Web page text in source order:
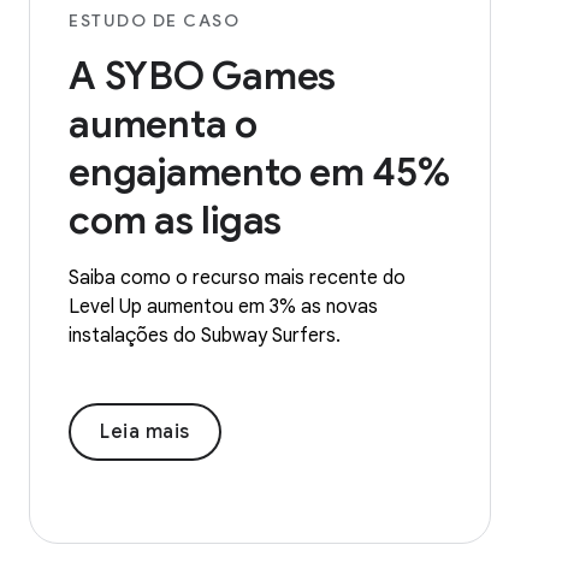
ESTUDO DE CASO
A SYBO Games
aumenta o
engajamento em 45%
com as ligas
Saiba como o recurso mais recente do
Level Up aumentou em 3% as novas
instalações do Subway Surfers.
Leia mais